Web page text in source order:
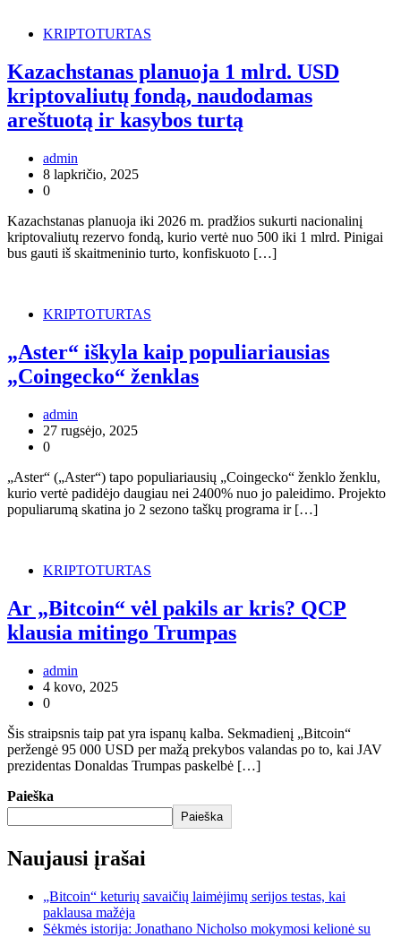
KRIPTOTURTAS
Kazachstanas planuoja 1 mlrd. USD
kriptovaliutų fondą, naudodamas
areštuotą ir kasybos turtą
admin
8 lapkričio, 2025
0
Kazachstanas planuoja iki 2026 m. pradžios sukurti nacionalinį
kriptovaliutų rezervo fondą, kurio vertė nuo 500 iki 1 mlrd. Pinigai
bus gauti iš skaitmeninio turto, konfiskuoto […]
KRIPTOTURTAS
„Aster“ iškyla kaip populiariausias
„Coingecko“ ženklas
admin
27 rugsėjo, 2025
0
„Aster“ („Aster“) tapo populiariausių „Coingecko“ ženklo ženklu,
kurio vertė padidėjo daugiau nei 2400% nuo jo paleidimo. Projekto
populiarumą skatina jo 2 sezono taškų programa ir […]
KRIPTOTURTAS
Ar „Bitcoin“ vėl pakils ar kris? QCP
klausia mitingo Trumpas
admin
4 kovo, 2025
0
Šis straipsnis taip pat yra ispanų kalba. Sekmadienį „Bitcoin“
peržengė 95 000 USD per mažą prekybos valandas po to, kai JAV
prezidentas Donaldas Trumpas paskelbė […]
Paieška
Paieška
Naujausi įrašai
„Bitcoin“ keturių savaičių laimėjimų serijos testas, kai
paklausa mažėja
Sėkmės istorija: Jonathano Nicholso mokymosi kelionė su